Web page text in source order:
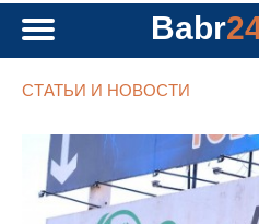
Babr
СТАТЬИ И НОВОСТИ